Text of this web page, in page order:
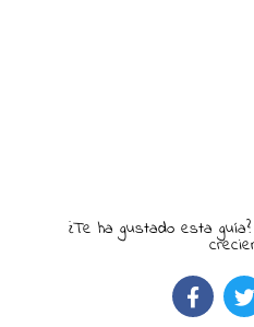
¿Te ha gustado esta